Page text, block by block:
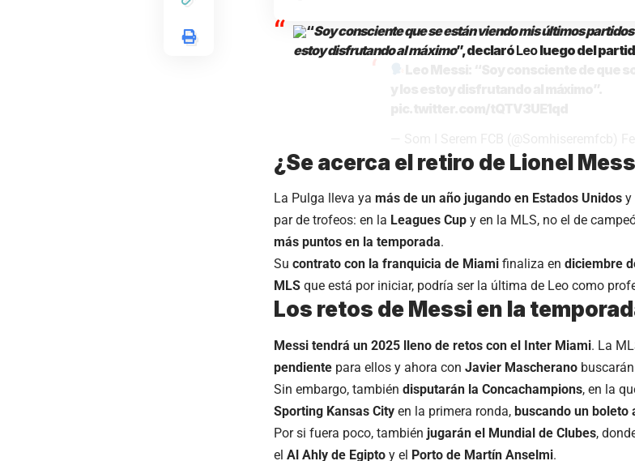
“Soy consciente que se están viendo mis últimos
estoy disfrutando al máximo”, declaróLeoluego del
¿Se acerca el retiro de Lionel
La Pulga lleva ya más de un año jugando en Estados Unidos y
par de trofeos: en la Leagues Cup y en la MLS, no el de
más puntos en la temporada.
Su contrato con la franquicia de Miami finaliza en diciembre
MLS que está por iniciar, podría ser la última de Leo como
Los retos de Messi en la
Messi tendrá un 2025 lleno de retos con el Inter Miami. La
pendiente para ellos y ahora con Javier Mascherano
Sin embargo, también disputarán la Concachampions, en la
Sporting Kansas City en la primera ronda, buscando un boleto
Por si fuera poco, también jugarán el Mundial de Clubes,
el Al Ahly de Egipto y el Porto de Martín Anselmi.